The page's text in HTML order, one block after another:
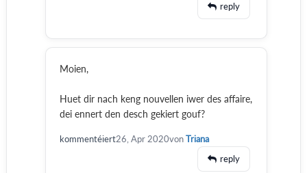
reply
Moien,
Huet dir nach keng nouvellen iwer des affaire,
dei ennert den desch gekiert gouf?
kommentéiert26, Apr 2020vonTriana
reply